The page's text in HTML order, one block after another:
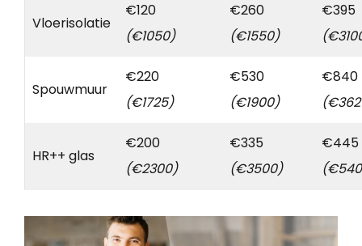
Vloerisolatie
€120
(€1050)
€260
(€1550)
€395
Spouwmuur
€220
(€1725)
€530
(€1900)
€840
HR++ glas
€200
(€2300)
€335
(€3500)
€445